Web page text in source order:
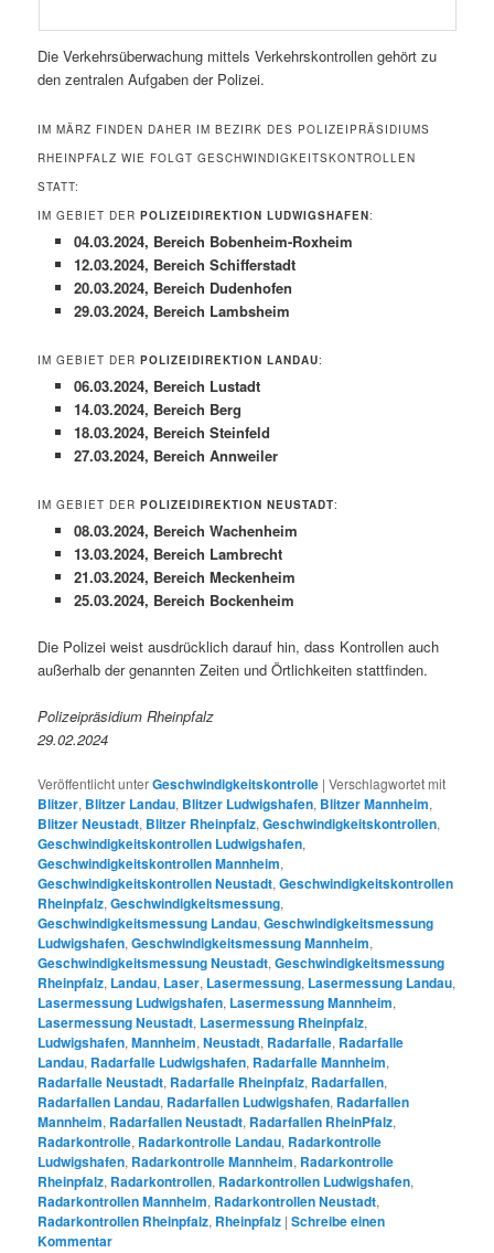
Die Verkehrsüberwachung mittels Verkehrskontrollen gehört zu
den zentralen Aufgaben der Polizei.
IM MÄRZ FINDEN DAHER IM BEZIRK DES POLIZEIPRÄSIDIUMS
RHEINPFALZ WIE FOLGT GESCHWINDIGKEITSKONTROLLEN
STATT:
IM GEBIET DERPOLIZEIDIREKTION LUDWIGSHAFEN:
04.03.2024, Bereich Bobenheim-Roxheim
12.03.2024, Bereich Schifferstadt
20.03.2024, Bereich Dudenhofen
29.03.2024, Bereich Lambsheim
IM GEBIET DERPOLIZEIDIREKTION LANDAU:
06.03.2024, Bereich Lustadt
14.03.2024, Bereich Berg
18.03.2024, Bereich Steinfeld
27.03.2024, Bereich Annweiler
IM GEBIET DERPOLIZEIDIREKTION NEUSTADT:
08.03.2024, Bereich Wachenheim
13.03.2024, Bereich Lambrecht
21.03.2024, Bereich Meckenheim
25.03.2024, Bereich Bockenheim
Die Polizei weist ausdrücklich darauf hin, dass Kontrollen auch
außerhalb der genannten Zeiten und Örtlichkeiten stattfinden.
Polizeipräsidium Rheinpfalz
29.02.2024
Veröffentlicht unterGeschwindigkeitskontrolle |Verschlagwortet mit
Blitzer, Blitzer Landau, Blitzer Ludwigshafen, Blitzer Mannheim,
Blitzer Neustadt, Blitzer Rheinpfalz,Geschwindigkeitskontrollen,
Geschwindigkeitskontrollen Ludwigshafen,
Geschwindigkeitskontrollen Mannheim,
Geschwindigkeitskontrollen Neustadt,Geschwindigkeitskontrollen
Rheinpfalz,Geschwindigkeitsmessung,
Geschwindigkeitsmessung Landau,Geschwindigkeitsmessung
Ludwigshafen,Geschwindigkeitsmessung Mannheim,
Geschwindigkeitsmessung Neustadt,Geschwindigkeitsmessung
Rheinpfalz, Landau, Laser, Lasermessung, Lasermessung Landau,
Lasermessung Ludwigshafen, Lasermessung Mannheim,
Lasermessung Neustadt, Lasermessung Rheinpfalz,
Ludwigshafen,Mannheim,Neustadt, Radarfalle, Radarfalle
Landau, Radarfalle Ludwigshafen, Radarfalle Mannheim,
Radarfalle Neustadt, Radarfalle Rheinpfalz, Radarfallen,
Radarfallen Landau, Radarfallen Ludwigshafen, Radarfallen
Mannheim, Radarfallen Neustadt, Radarfallen RheinPfalz,
Radarkontrolle, Radarkontrolle Landau, Radarkontrolle
Ludwigshafen, Radarkontrolle Mannheim, Radarkontrolle
Rheinpfalz, Radarkontrollen, Radarkontrollen Ludwigshafen,
Radarkontrollen Mannheim, Radarkontrollen Neustadt,
Radarkontrollen Rheinpfalz, Rheinpfalz |Schreibe einen
Kommentar